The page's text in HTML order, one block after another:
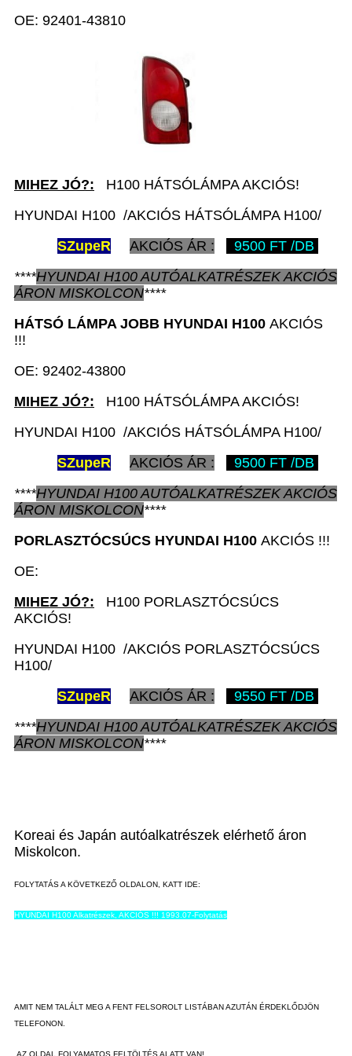
OE: 92401-43810
MIHEZ JÓ?: H100 HÁTSÓLÁMPA AKCIÓS!
HYUNDAI H100 /AKCIÓS HÁTSÓLÁMPA H100/
SZupeR AKCIÓS ÁR :
9500 FT /DB
****HYUNDAI H100AUTÓALKATRÉSZEKAKCIÓS
ÁRON MISKOLCON****
HÁTSÓ LÁMPA JOBB HYUNDAI H100 AKCIÓS
!!!
OE: 92402-43800
MIHEZ JÓ?: H100 HÁTSÓLÁMPA AKCIÓS!
HYUNDAI H100 /AKCIÓS HÁTSÓLÁMPA H100/
SZupeR AKCIÓS ÁR :
9500 FT /DB
****HYUNDAI H100AUTÓALKATRÉSZEKAKCIÓS
ÁRON MISKOLCON****
PORLASZTÓCSÚCS HYUNDAI H100 AKCIÓS !!!
OE:
MIHEZ JÓ?: H100 PORLASZTÓCSÚCS
AKCIÓS!
HYUNDAI H100 /AKCIÓS PORLASZTÓCSÚCS
H100/
SZupeR AKCIÓS ÁR :
9550 FT /DB
****HYUNDAI H100AUTÓALKATRÉSZEKAKCIÓS
ÁRON MISKOLCON****
Koreai és Japán autóalkatrészek elérhető áron
Miskolcon.
FOLYTATÁS A KÖVETKEZŐ OLDALON, KATT IDE:
HYUNDAI H100 Alkatrészek, AKCIÓS !!! 1993.07-Folytatás
AMIT NEM TALÁLT MEG A FENT FELSOROLT LISTÁBAN AZUTÁN ÉRDEKLŐDJÖN
TELEFONON.
AZ OLDAL FOLYAMATOS FELTÖLTÉS ALATT VAN!